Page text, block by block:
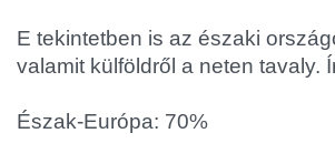
E tekintetben is az északi
valamit külföldről a neten tavaly.
Észak-Európa: 70%